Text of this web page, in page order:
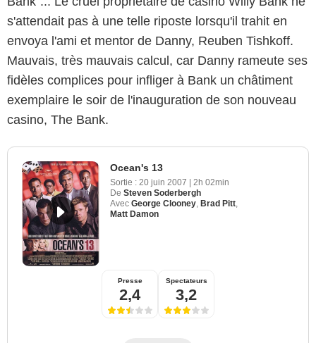
s'attendait pas à une telle riposte lorsqu'il trahit en
envoya l'ami et mentor de Danny, Reuben Tishkoff.
Mauvais, très mauvais calcul, car Danny rameute ses
fidèles complices pour infliger à Bank un châtiment
exemplaire le soir de l'inauguration de son nouveau
casino, The Bank.
Ocean's 13
Sortie : 20 juin 2007
2h 02min
De Steven Soderbergh
Avec George Clooney, Brad Pitt,
Matt Damon
Presse
2,4
Spectateurs
3,2